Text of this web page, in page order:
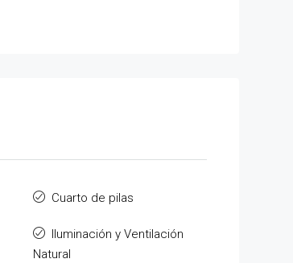
Cuarto de pilas
Iluminación y Ventilación
Natural